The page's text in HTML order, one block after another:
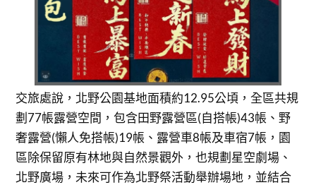
交旅處說，北野公園基地面積約12.95公頃，全區共規
劃77帳露營空間，包含田野露營區(自搭帳)43帳、野
奢露營(懶人免搭帳)19帳、露營車8帳及車宿7帳，園
區除保留原有林地與自然景觀外，也規劃星空劇場、
北野廣場，未來可作為北野祭活動舉辦場地，並結合